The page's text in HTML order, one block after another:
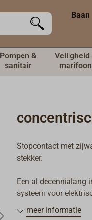
Baan
Pompen &
sanitair
Veiligheid
marifoon
Stopcontact met
stekker.
Een al decennialang
systeem voor
Normen-Ausschuss"
tegenwoordig in de
meer informatie